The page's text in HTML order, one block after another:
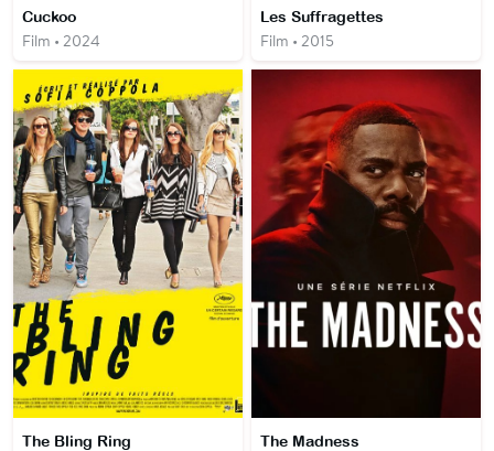
Cuckoo
Film • 2024
Les Suffragettes
Film • 2015
The Bling Ring The Madness